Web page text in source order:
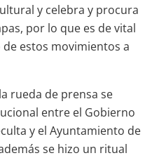
y celebra y procura
por lo que es de vital
estos movimientos a
rueda de prensa se
entre el Gobierno
y el Ayuntamiento de
se hizo un ritual